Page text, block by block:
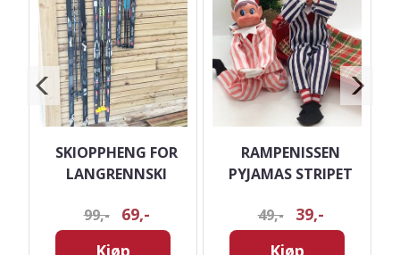
SKIOPPHENG FOR
LANGRENNSKI
99,-
69,-
RAMPENISSEN
PYJAMAS STRIPET
49,-
39,-